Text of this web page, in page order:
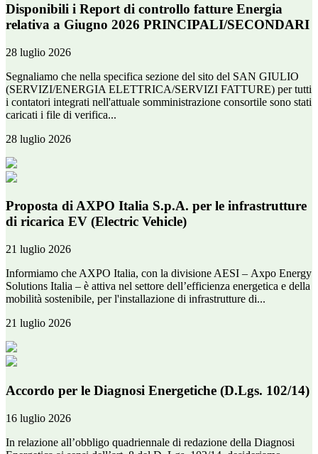
Disponibili i Report di controllo fatture Energia
relativa a Giugno 2026 PRINCIPALI/SECONDARI
28 luglio 2026
Segnaliamo che nella specifica sezione del sito del SAN GIULIO
(SERVIZI/ENERGIA ELETTRICA/SERVIZI FATTURE) per tutti
i contatori integrati nell'attuale somministrazione consortile sono stati
caricati i file di verifica...
28 luglio 2026
Proposta di AXPO Italia S.p.A. per le infrastrutture
di ricarica EV (Electric Vehicle)
21 luglio 2026
Informiamo che AXPO Italia, con la divisione AESI – Axpo Energy
Solutions Italia – è attiva nel settore dell’efficienza energetica e della
mobilità sostenibile, per l'installazione di infrastrutture di...
21 luglio 2026
Accordo per le Diagnosi Energetiche (D.Lgs. 102/14)
16 luglio 2026
In relazione all’obbligo quadriennale di redazione della Diagnosi